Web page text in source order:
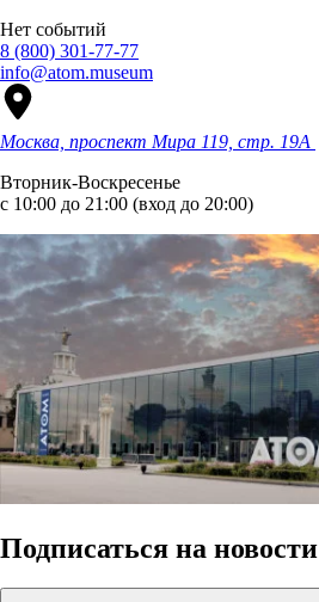
Нет событий
8 (800) 301-77-77
info@atom.museum
Москва, проспект Мира 119, стр. 19А
Вторник-Воскресенье
с 10:00 до 21:00 (вход до 20:00)
Подписаться на новости